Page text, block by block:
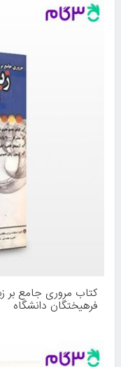
کتاب مروری جامع بر
فرهیختگان دانشگاه